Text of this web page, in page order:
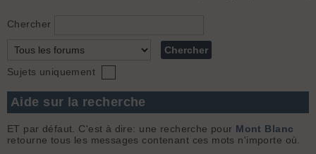
Chercher
Sujets uniquement
Aide sur la recherche
ET par défaut. C'est à dire: une recherche pour Mont Blanc
retourne tous les messages contenant ces mots n'importe où.